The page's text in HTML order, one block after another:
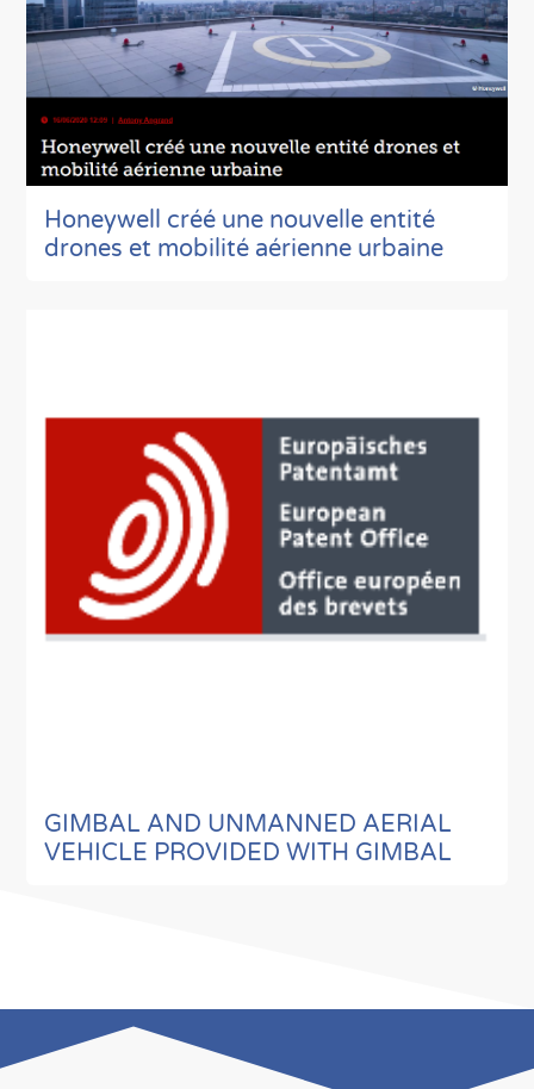
Honeywell créé une nouvelle entité
drones et mobilité aérienne urbaine
GIMBAL AND UNMANNED AERIAL
VEHICLE PROVIDED WITH GIMBAL